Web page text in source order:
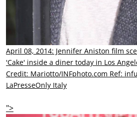
April 08, 2014: Jennifer Aniston film
'Cake' inside a diner today in Los
Credit: Mariotto/INFphoto.com Ref:
LaPresseOnly Italy
">